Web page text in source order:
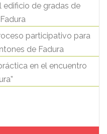
edificio de gradas de
participativo para
de Fadura
en el encuentro